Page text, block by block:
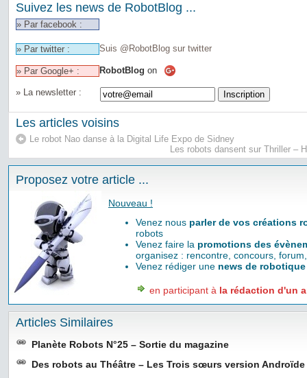
Suivez les news de RobotBlog ...
» Par facebook :
» Par twitter : Suis @RobotBlog sur twitter
» Par Google+ : RobotBlog on
» La newsletter :
Les articles voisins
Le robot Nao danse à la Digital Life Expo de Sidney
Les robots dansent sur Thriller –
Proposez votre article ...
Nouveau !
Venez nous parler de vos créations
robots
Venez faire la promotions des
organisez : rencontre, concours,
Venez rédiger une news de robotique
en participant à la rédaction d'un
Articles Similaires
Planète Robots N°25 – Sortie du magazine
Des robots au Théâtre – Les Trois sœurs version Androïde